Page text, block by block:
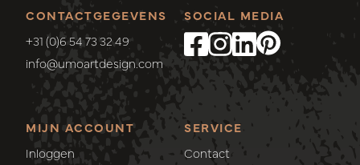
CONTACTGEGEVENS
+31 (0)6 54 73 32 49
info@umoartdesign.com
MIJN ACCOUNT
Inloggen
SERVICE
Contact
SOCIAL MEDIA